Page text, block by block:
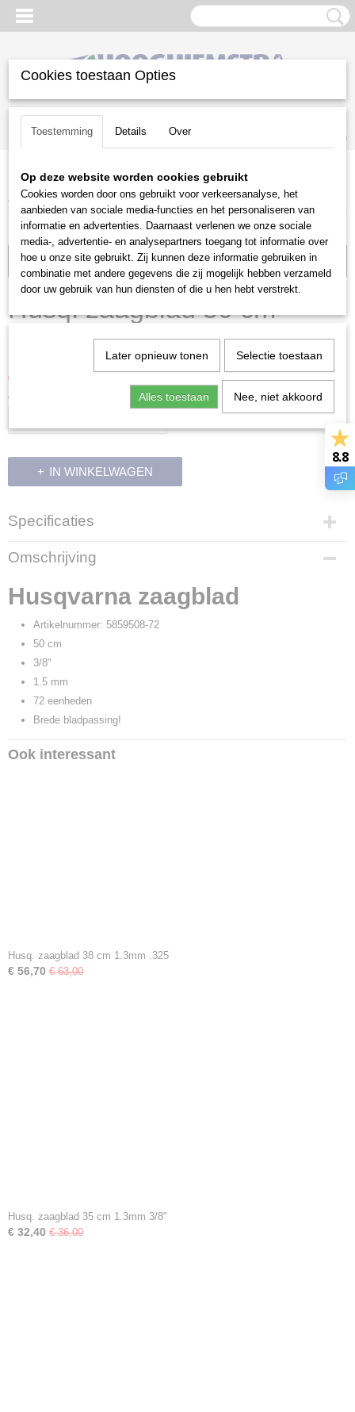
Inloggen Registreren
(0)
Home >Snoeien en Zagen> Kettingzagen | toebehoren
Zaagbladen>Husqvarna >Husq. zaagblad 50 cm 1.5mm 3/8"
Voorraad: 4
Husq. zaagblad 50 cm
1.5mm 3/8"
€ 73,00 € 65,70
Aantal
IN WINKELWAGEN
Specificaties
Productcode
38639
Productcode leverancier
5859508-72
Omschrijving
Husqvarna zaagblad
Artikelnummer: 5859508-72
50 cm
3/8"
1.5 mm
72 eenheden
Brede bladpassing!
Ook interessant
Husq. zaagblad 38 cm 1.3mm .325
€ 56,70 € 63,00
Husq. zaagblad 35 cm 1.3mm 3/8"
€ 32,40 € 36,00
8.8
Cookies toestaan Opties
Toestemming Details Over
Op deze website worden cookies gebruikt
Cookies worden door ons gebruikt voor verkeersanalyse, het
aanbieden van sociale media-functies en het personaliseren van
informatie en advertenties. Daarnaast verlenen we onze sociale
media-, advertentie- en analysepartners toegang tot informatie over
hoe u onze site gebruikt. Zij kunnen deze informatie gebruiken in
combinatie met andere gegevens die zij mogelijk hebben verzameld
door uw gebruik van hun diensten of die u hen hebt verstrekt.
Later opnieuw tonen Selectie toestaan
Alles toestaan Nee, niet akkoord